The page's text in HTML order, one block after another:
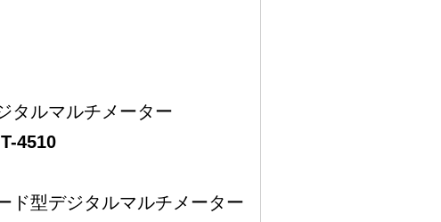
タルマルチメーター
4510
ド型デジタルマルチメーター